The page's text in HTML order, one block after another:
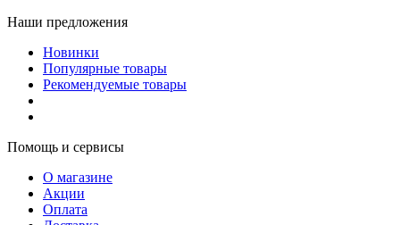
Наши предложения
Новинки
Популярные товары
Рекомендуемые товары
Помощь и сервисы
О магазине
Акции
Оплата